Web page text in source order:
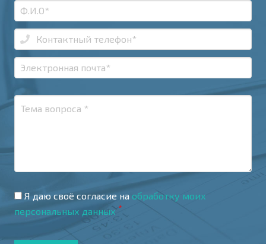
Я даю своё согласие на обработку моих
персональных данных *